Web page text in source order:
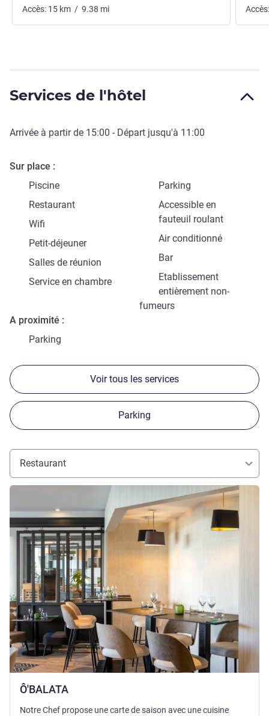
Accès: 15 km / 9.38 mi
Services de l'hôtel
Arrivée à partir de 15:00 - Départ jusqu'à 11:00
Sur place
Piscine
Parking
Restaurant
Accessible en
fauteuil roulant
Wifi
Air conditionné
Petit-déjeuner
Bar
Salles de réunion
Etablissement
entièrement non-
fumeurs
Service en chambre
A proximité
Parking
Voir tous les services
Parking
Restaurant
Ô'BALATA
Voir les détails
Notre Chef propose une carte de saison avec une cuisine